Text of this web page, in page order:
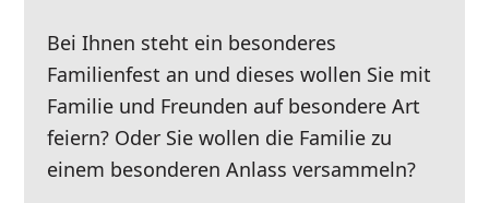
Bei Ihnen steht ein besonderes
Familienfest an und dieses wollen Sie mit
Familie und Freunden auf besondere Art
feiern? Oder Sie wollen die Familie zu
einem besonderen Anlass versammeln?